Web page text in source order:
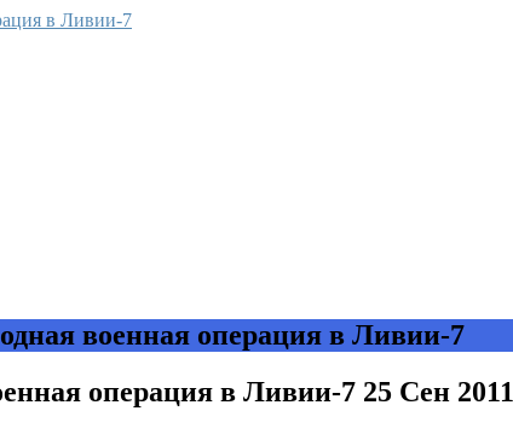
в Ливии-7
военная операция в Ливии-7
операция в Ливии-7 25 Сен